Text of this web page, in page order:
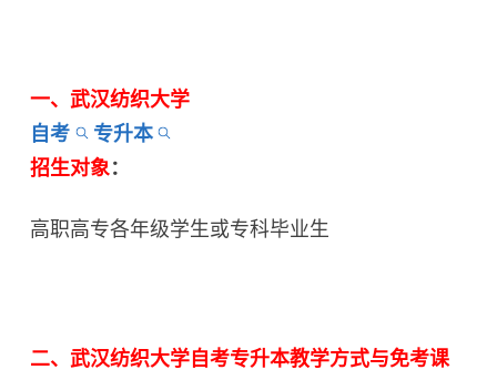
一、武汉纺织大学
自考
专升本
招生对象：
高职高专各年级学生或专科毕业生
二、武汉纺织大学自考专升本教学方式与免考课